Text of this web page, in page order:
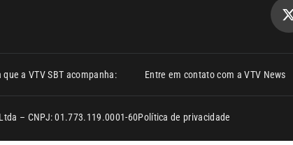
a VTV SBT acompanha: Entre em contato com a VTV News
– CNPJ: 01.773.119.0001-60Política de privacidade